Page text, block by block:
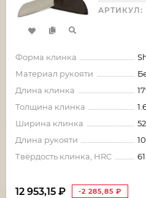
АРТИКУЛ:
Форма клинка
Материал рукояти
Длина клинка
Толщина клинка
Ширина клинка
Длина рукояти
Твёрдость клинка, HRC
12 953,15 ₽ -2 285,85 ₽